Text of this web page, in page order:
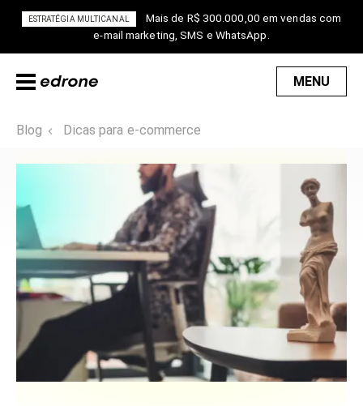
ESTRATÉGIA MULTICANAL
Mais de R$ 300.000,00 em vendas com
e-mail marketing, SMS e WhatsApp.
MENU
Blog Dicas para e-commerce